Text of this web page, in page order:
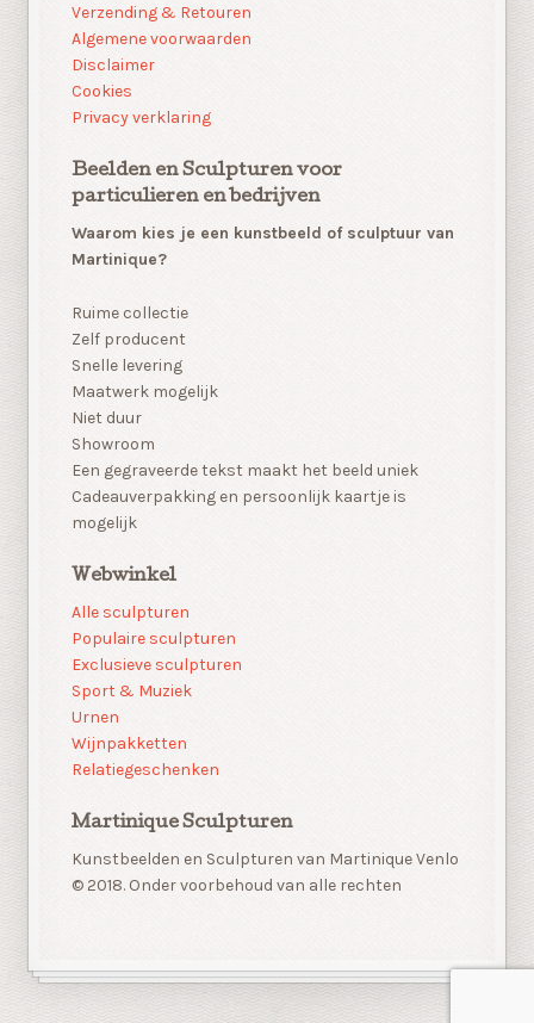
Verzending & Retouren
Algemene voorwaarden
Disclaimer
Cookies
Privacy verklaring
Beelden en Sculpturen voor
particulieren en bedrijven
Waarom kies je een kunstbeeld of sculptuur van
Martinique?
Ruime collectie
Zelf producent
Snelle levering
Maatwerk mogelijk
Niet duur
Showroom
Een gegraveerde tekst maakt het beeld uniek
Cadeauverpakking en persoonlijk kaartje is
mogelijk
Webwinkel
Alle sculpturen
Populaire sculpturen
Exclusieve sculpturen
Sport & Muziek
Urnen
Wijnpakketten
Relatiegeschenken
Martinique Sculpturen
Kunstbeelden en Sculpturen van Martinique Venlo
© 2018. Onder voorbehoud van alle rechten